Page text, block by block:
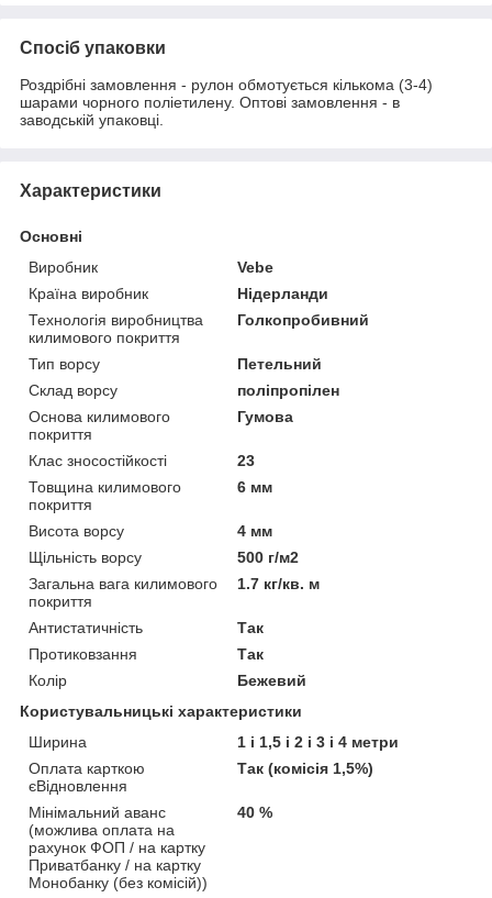
Спосіб упаковки
Роздрібні замовлення - рулон обмотується кількома (3-4)
шарами чорного поліетилену. Оптові замовлення - в
заводській упаковці.
Характеристики
Основні
Виробник
Vebe
Країна виробник
Нідерланди
Технологія виробництва
килимового покриття
Голкопробивний
Тип ворсу
Петельний
Склад ворсу
поліпропілен
Основа килимового
покриття
Гумова
Клас зносостійкості
23
Товщина килимового
покриття
6 мм
Висота ворсу
4 мм
Щільність ворсу
500 г/м2
Загальна вага килимового
покриття
1.7 кг/кв. м
Антистатичність
Так
Протиковзання
Так
Колір
Бежевий
Користувальницькі характеристики
Ширина
1 і 1,5 і 2 і 3 і 4 метри
Оплата карткою
єВідновлення
Так (комісія 1,5%)
Мінімальний аванс
(можлива оплата на
рахунок ФОП / на картку
Приватбанку / на картку
Монобанку (без комісій))
40 %